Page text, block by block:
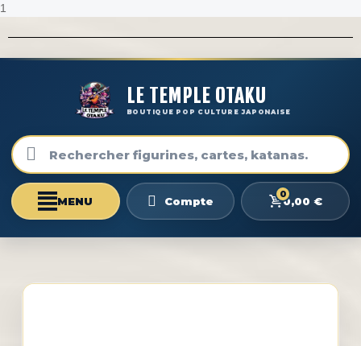
1
LE TEMPLE OTAKU
BOUTIQUE POP CULTURE JAPONAISE
Compte
0
0,00 €